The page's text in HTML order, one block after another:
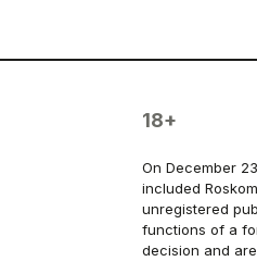
18+
On December
included
unregistered
functions of a
decision and